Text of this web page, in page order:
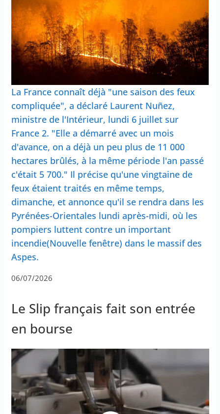
La France connaît déjà "une saison des feux
compliquée", a déclaré Laurent Nuñez,
ministre de l'Intérieur, lundi 6 juillet sur
France 2. "Elle a démarré avec un mois
d'avance, on a déjà un peu plus de 11 000
hectares brûlés, à la même période l'an passé
c'était 5 700." Il précise qu'une vingtaine de
feux étaient traités en même temps,
dimanche, et annonce qu'il se rendra dans les
Pyrénées-Orientales lundi après-midi, où les
pompiers luttent contre un important
incendie(Nouvelle fenêtre) dans le massif des
Aspes.
06/07/2026
Le Slip français fait son entrée
en bourse